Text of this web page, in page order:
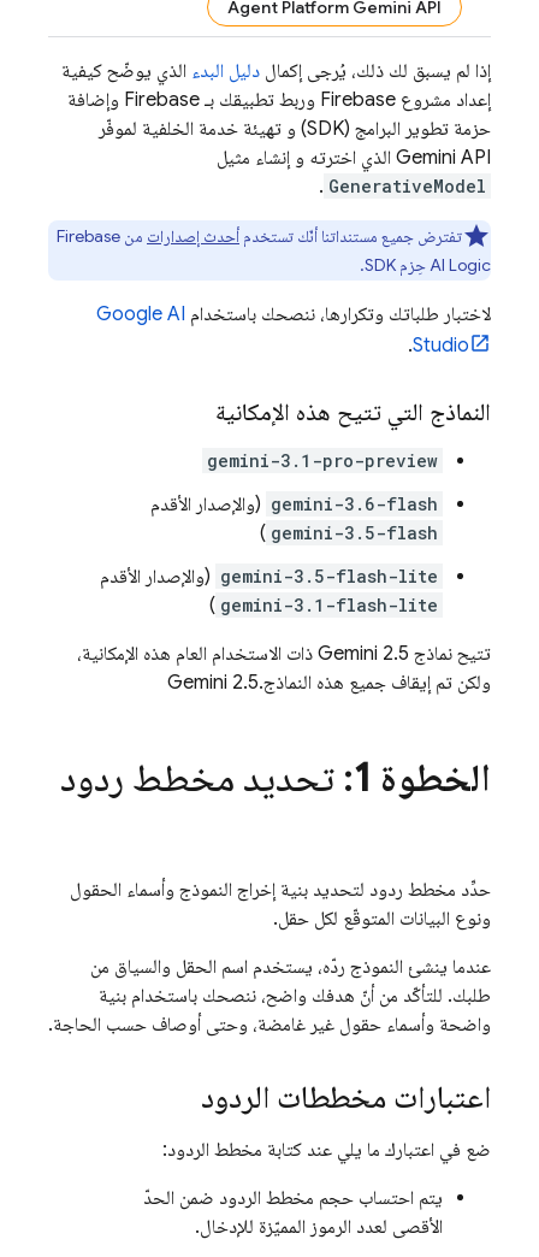
Agent Platform Gemini API
إذا لم يسبق لك ذلك، يُرجى إكمال دليل البدء الذي يوضّح كيفية
إعداد مشروع Firebase وربط تطبيقك بـ Firebase وإضافة
حزمة تطوير البرامج (SDK) و تهيئة خدمة الخلفية لموفّر
Gemini API الذي اخترته و إنشاء مثيل
GenerativeModel
.
تفترض جميع مستنداتنا أنّك تستخدم أحدث إصدارات من Firebase
AI Logicحِزم SDK.
لاختبار طلباتك وتكرارها، ننصحك باستخدام Google AI
Studio
.
النماذج التي تتيح هذه الإمكانية
gemini-3.1-pro-preview
gemini-3.6-flash (والإصدار الأقدم
gemini-3.5-flash
)
gemini-3.5-flash-lite (والإصدار الأقدم
gemini-3.1-flash-lite
)
تتيح نماذج Gemini 2.5 ذات الاستخدام العام هذه الإمكانية،
ولكن تم إيقاف جميع هذه النماذج.Gemini 2.5
الخطوة 1 : تحديد مخطط ردود
حدِّد مخطط ردود لتحديد بنية إخراج النموذج وأسماء الحقول
ونوع البيانات المتوقّع لكل حقل.
عندما ينشئ النموذج ردّه، يستخدم اسم الحقل والسياق من
طلبك. للتأكّد من أنّ هدفك واضح، ننصحك باستخدام بنية
واضحة وأسماء حقول غير غامضة، وحتى أوصاف حسب الحاجة.
اعتبارات مخططات الردود
ضع في اعتبارك ما يلي عند كتابة مخطط الردود:
يتم احتساب حجم مخطط الردود ضمن الحدّ
الأقصى لعدد الرموز المميّزة للإدخال.